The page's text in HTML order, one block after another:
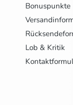
Bonuspunkte
Lob & Kritik